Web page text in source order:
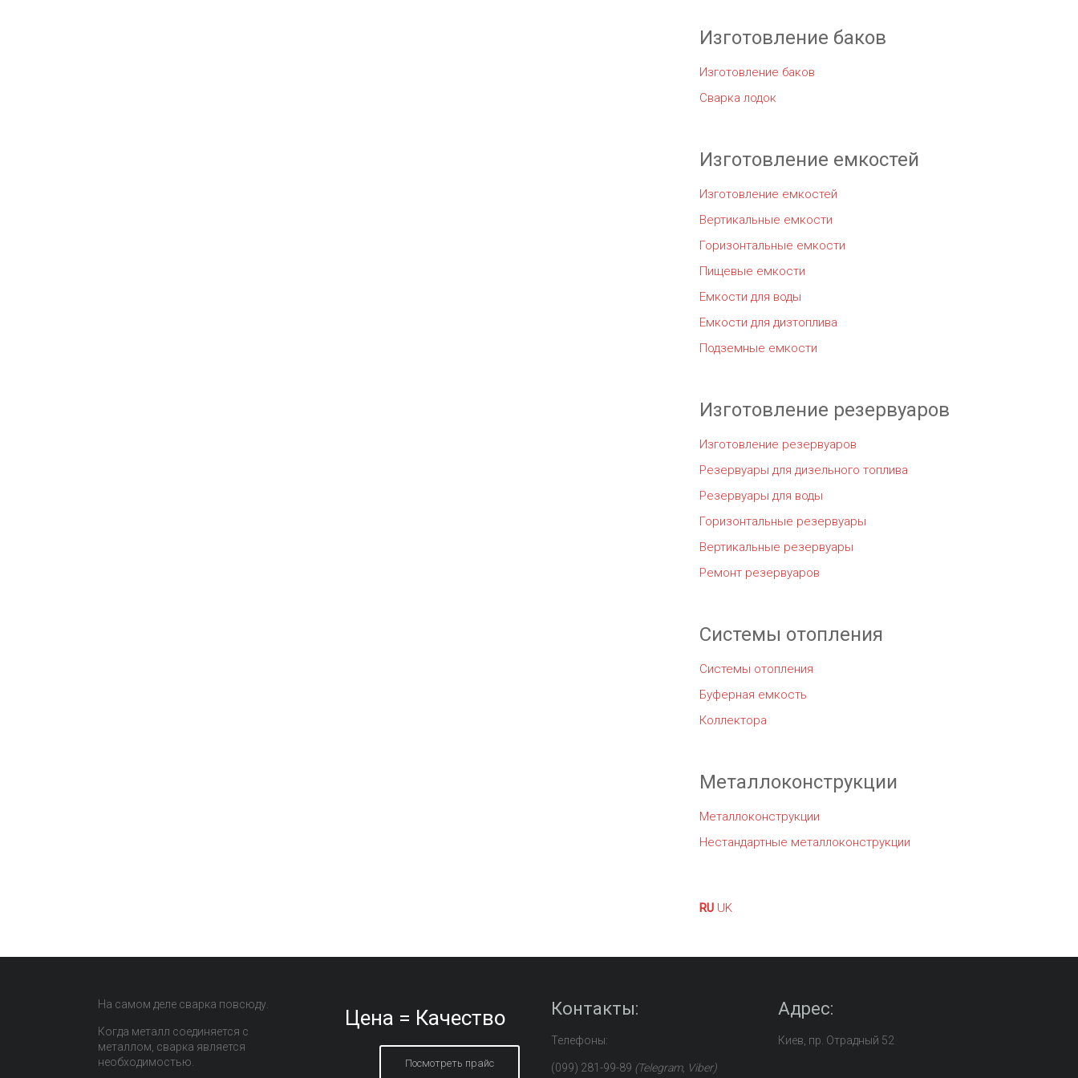
Изготовление баков
Изготовление баков
Сварка лодок
Изготовление емкостей
Изготовление емкостей
Вертикальные емкости
Горизонтальные емкости
Пищевые емкости
Емкости для воды
Емкости для дизтоплива
Подземные емкости
Изготовление резервуаров
Изготовление резервуаров
Резервуары для дизельного топлива
Резервуары для воды
Горизонтальные резервуары
Вертикальные резервуары
Ремонт резервуаров
Системы отопления
Системы отопления
Буферная емкость
Коллектора
Металлоконструкции
Металлоконструкции
Нестандартные металлоконструкции
RU UK
На самом деле сварка повсюду.
Когда металл соединяется с
металлом, сварка является
необходимостью.
Цена = Качество
Посмотреть прайс
Контакты:
Телефоны:
(099) 281-99-89 (Telegram, Viber)
Адрес:
Киев, пр. Отрадный 52